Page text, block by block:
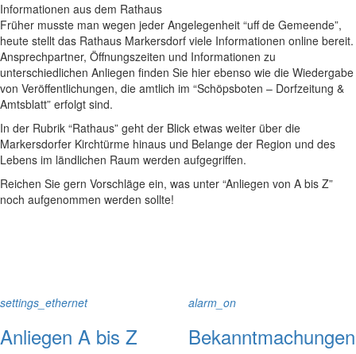
Informationen aus dem Rathaus
Früher musste man wegen jeder Angelegenheit “uff de Gemeende”,
heute stellt das Rathaus Markersdorf viele Informationen online bereit.
Ansprechpartner, Öffnungszeiten und Informationen zu
unterschiedlichen Anliegen finden Sie hier ebenso wie die Wiedergabe
von Veröffentlichungen, die amtlich im “Schöpsboten – Dorfzeitung &
Amtsblatt” erfolgt sind.
In der Rubrik “Rathaus” geht der Blick etwas weiter über die
Markersdorfer Kirchtürme hinaus und Belange der Region und des
Lebens im ländlichen Raum werden aufgegriffen.
Reichen Sie gern Vorschläge ein, was unter “Anliegen von A bis Z”
noch aufgenommen werden sollte!
settings_ethernet
Anliegen A bis Z
alarm_on
Bekanntmachungen